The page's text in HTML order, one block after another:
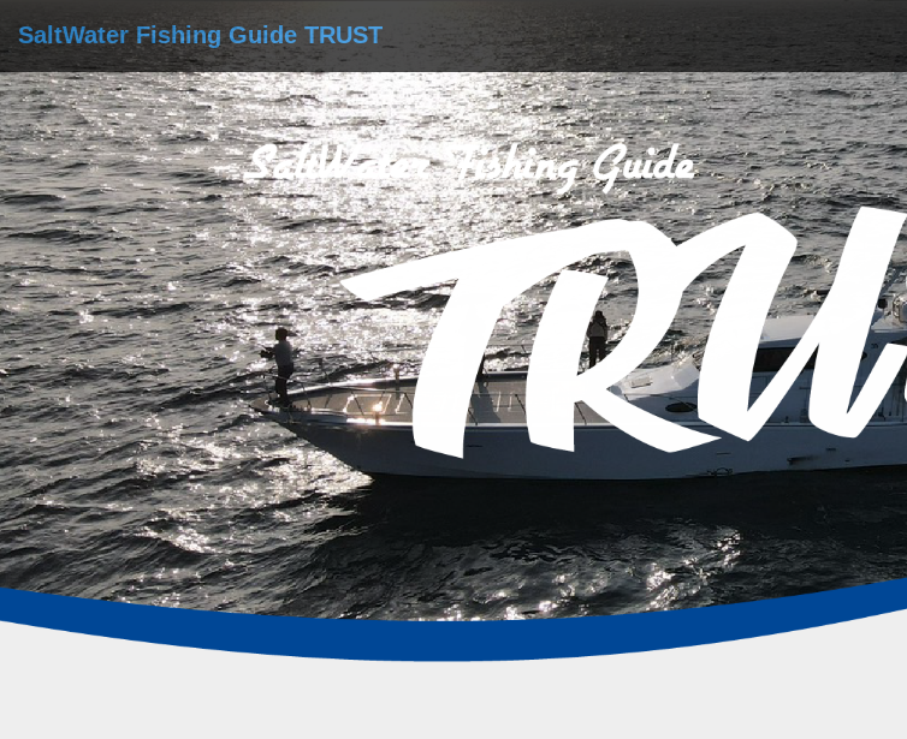
SaltWater Fishing Guide TRUST